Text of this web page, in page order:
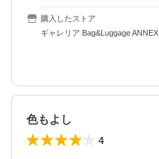
購入したストア
ギャレリア Bag&Luggage ANNEX
色もよし
4